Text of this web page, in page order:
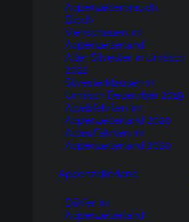
Appenzellerbrauch
Bloch
Viehschauen im
Appenzellerland
Alter Silvester in Urnäsch
2022
Silvesterklausen in
Urnäsch Dezember 2019
Alpabfahrten im
Appenzellerland 2020
Alpauffahrten im
Appenzellerland 2020
Appenzellerland
Dörfer im
Appenzellerland